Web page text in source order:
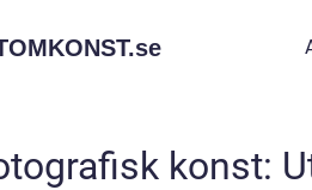
se
konst: